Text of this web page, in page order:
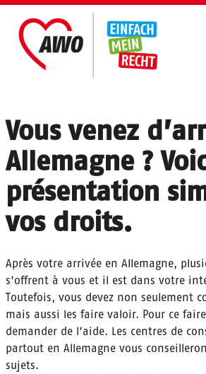
Aller
contenu
principal
navigation
Conseils
Rester
Français
Vous venez
Allemagne ?
présentation
vos droits.
Après votre arrivée en Allemagne,
s’offrent à vous et il est dans votre
Toutefois, vous devez non seulement
mais aussi les faire valoir. Pour ce
demander de l’aide. Les centres de
partout en Allemagne vous
sujets.